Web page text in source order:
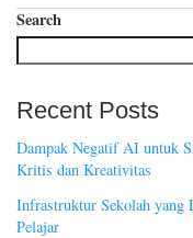
Search
Recent Posts
Dampak Negatif AI untuk
Kritis dan Kreativitas
Infrastruktur Sekolah yang
Pelajar